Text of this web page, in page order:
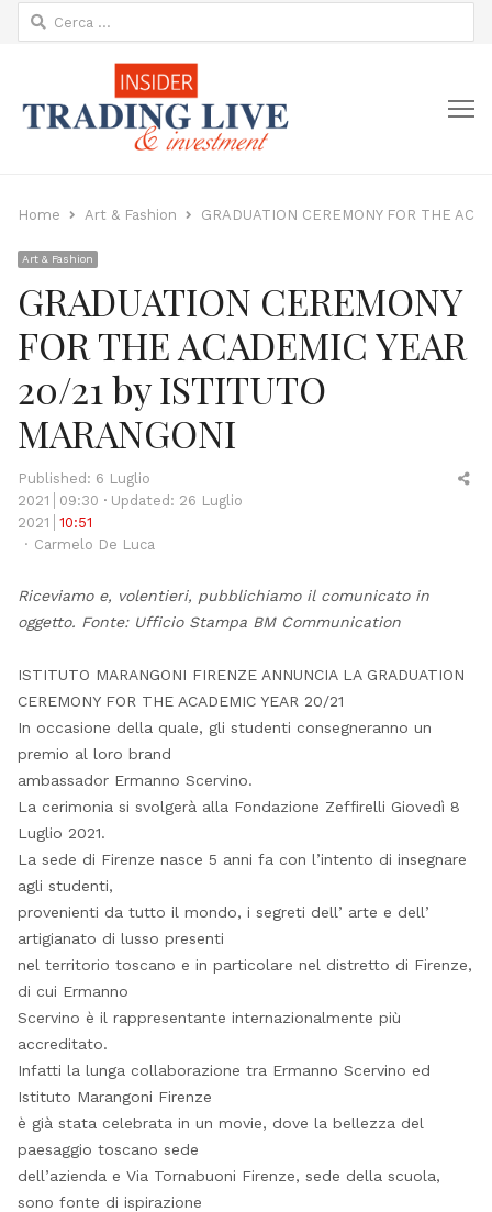
Ricerca
per:
Home Art & Fashion GRADUATION CEREMONY FOR THE
Art & Fashion
GRADUATION CEREMONY
FOR THE ACADEMIC YEAR
20/21 by ISTITUTO
MARANGONI
Published: 6 Luglio
2021
09:30
Updated: 26 Luglio
2021
10:51
Author
Carmelo De Luca
Riceviamo e, volentieri, pubblichiamo il comunicato in
oggetto. Fonte: Ufficio Stampa BM Communication
ISTITUTO MARANGONI FIRENZE ANNUNCIA LA GRADUATION
CEREMONY FOR THE ACADEMIC YEAR 20/21
In occasione della quale, gli studenti consegneranno un
premio al loro brand
ambassador Ermanno Scervino.
La cerimonia si svolgerà alla Fondazione Zeffirelli Giovedì 8
Luglio 2021.
La sede di Firenze nasce 5 anni fa con l’intento di insegnare
agli studenti,
provenienti da tutto il mondo, i segreti dell’ arte e dell’
artigianato di lusso presenti
nel territorio toscano e in particolare nel distretto di Firenze,
di cui Ermanno
Scervino è il rappresentante internazionalmente più
accreditato.
Infatti la lunga collaborazione tra Ermanno Scervino ed
Istituto Marangoni Firenze
è già stata celebrata in un movie, dove la bellezza del
paesaggio toscano sede
dell’azienda e Via Tornabuoni Firenze, sede della scuola,
sono fonte di ispirazione